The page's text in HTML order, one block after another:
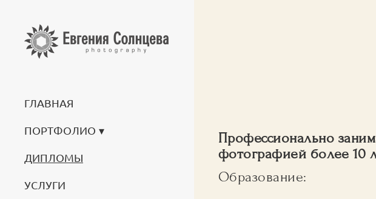
ГЛАВНАЯ
ПОРТФОЛИО
ДИПЛОМЫ
УСЛУГИ
Профессионально
фотографией более 10
Образование: